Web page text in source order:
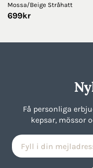
Mossa/Beige Stråhatt
699kr
Få personliga
kepsar, mössor